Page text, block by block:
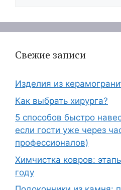
Свежие записи
Изделия из
Как выбрать хирурга?
5 способов быстро
если гости уже через
профессионалов)
Химчистка ковров:
году